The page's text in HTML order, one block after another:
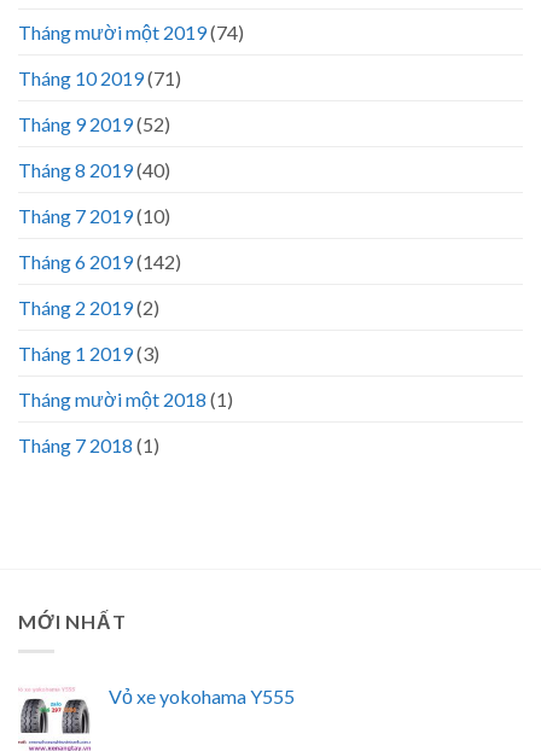
Tháng mười một 2019(74)
Tháng 10 2019(71)
Tháng 9 2019(52)
Tháng 8 2019(40)
Tháng 7 2019(10)
Tháng 6 2019(142)
Tháng 2 2019(2)
Tháng 1 2019(3)
Tháng mười một 2018 (1)
Tháng 7 2018 (1)
MỚI NHẤT
Vỏ xe yokohama Y555